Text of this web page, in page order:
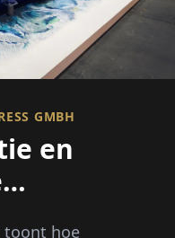
GMBH
en
toont hoe